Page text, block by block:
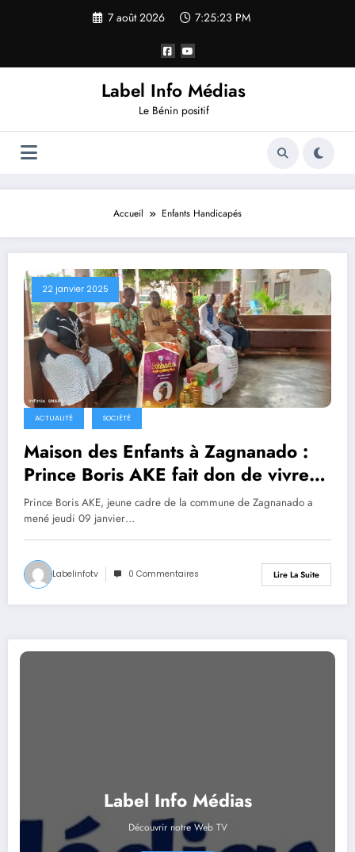
7 août 2026 7:25:24 PM
Label Info Médias
Le Bénin positif
Accueil Enfants Handicapés
22 janvier 2025
ACTUALITÉ SOCIÉTÉ
Maison des Enfants à Zagnanado :
Prince Boris AKE fait don de vivres
aux enfants handicapés
Prince Boris AKE, jeune cadre de la commune de Zagnanado a
mené jeudi 09 janvier…
Labelinfotv 0 Commentaires Lire La Suite
Label Info Médias
Découvrir notre Web TV